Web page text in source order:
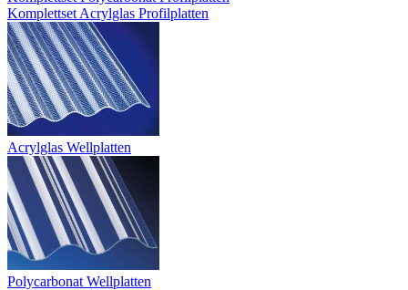
Komplettset Acrylglas Profilplatten
Acrylglas Wellplatten
Polycarbonat Wellplatten